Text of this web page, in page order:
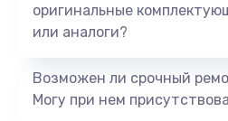
оригинальные
или аналоги?
Возможен ли срочный
Могу при нем